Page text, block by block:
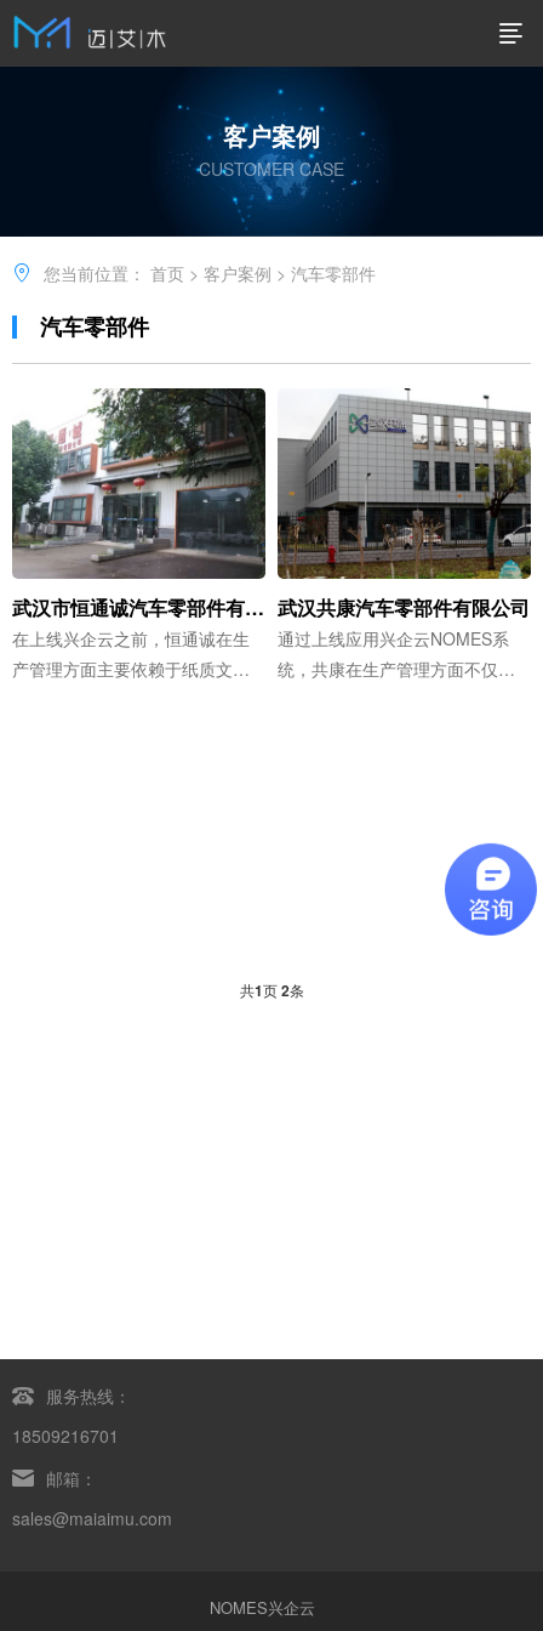
客户案例
CUSTOMER CASE
您当前位置： 首页 > 客户案例 > 汽车零部件
汽车零部件
武汉市恒通诚汽车零部件有限公司
在上线兴企云之前，恒通诚在生
产管理方面主要依赖于纸质文件
武汉共康汽车零部件有限公司
通过上线应用兴企云NOMES系
统，共康在生产管理方面不仅实
共1页2条
服务热线：
18509216701
邮箱：
sales@maiaimu.com
NOMES兴企云